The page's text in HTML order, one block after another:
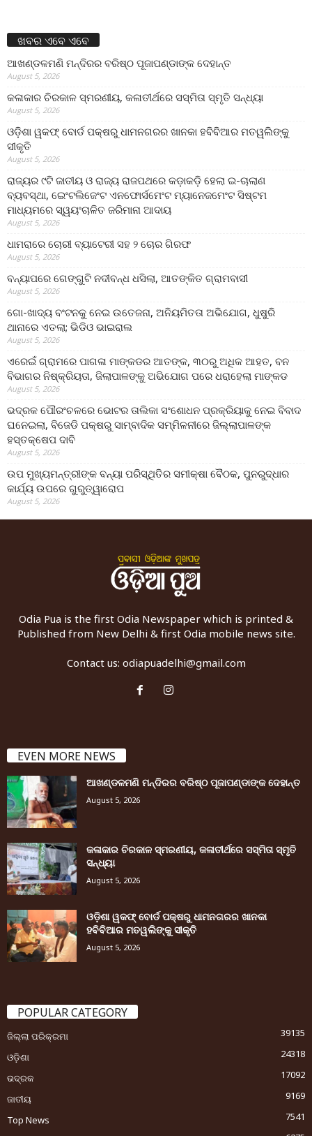
ଖବର ଏବେ ଏବେ
ଆଖଣ୍ଡଳମଣି ମନ୍ଦିରର ବରିଷ୍ଠ ପୂଜାପଣ୍ଡାଙ୍କ ଦେହାନ୍ତ
August 5, 2026
କଳାକାର ଚିରକାଳ ସ୍ମରଣୀୟ, କଳାତୀର୍ଥରେ ସସ୍ମିତା ସ୍ମୃତି ସନ୍ଧ୍ୟା
August 5, 2026
ଓଡ଼ିଶା ୱକଫ୍ ବୋର୍ଡ ପକ୍ଷରୁ ଧାମନଗରର ଖାନକା ହବିବିଆର ମତୱଲିଙ୍କୁ
ସୀକୃତି
August 5, 2026
ରାଜ୍ୟର ୯ଟି ଜାତୀୟ ଓ ରାଜ୍ୟ ରାଜପଥରେ କଡ଼ାକଡ଼ି ହେଲା ଇ-ଚାଲାଣ
ବ୍ୟବସ୍ଥା, ଇେଂଟଲିଜେଂଟ ଏନଫୋର୍ସମେଂଟ ମ୍ୟାନେଜମେଂଟ ସିଷ୍ଟମ
ମାଧ୍ୟମରେ ସ୍ୱୟଂଚାଳିତ ଜରିମାନା ଆଦାୟ
August 5, 2026
ଧାମରାରେ ଚୋରୀ ବ୍ୟାଟେରୀ ସହ ୨ ଚୋର ଗିରଫ
August 5, 2026
ବନ୍ୟାପରେ ଗେଙ୍ଗୁଟି ନଦୀବନ୍ଧ ଧସିଲା, ଆତଙ୍କିତ ଗ୍ରାମବାସୀ
August 5, 2026
ଗୋ-ଖାଦ୍ୟ ବଂଟନକୁ ନେଇ ଉତେଜନା, ଅନିୟମିତତା ଅଭିଯୋଗ, ଧୁଷୁରି
ଥାନାରେ ଏତଲା; ଭିଡିଓ ଭାଇରାଲ
August 5, 2026
ଏରେଇଁ ଗ୍ରାମରେ ପାଗଳା ମାଙ୍କଡର ଆତଙ୍କ, ୩୦ରୁ ଅଧିକ ଆହତ, ବନ
ବିଭାଗର ନିଷ୍କ୍ରିୟତା, ଜିଲାପାଳଙ୍କୁ ଅଭିଯୋଗ ପରେ ଧରାହେଲା ମାଙ୍କଡ
August 5, 2026
ଭଦ୍ରକ ପୌରଂଚଳରେ ଭୋଟର ତାଲିକା ସଂଶୋଧନ ପ୍ରକ୍ରିୟାକୁ ନେଇ ବିବାଦ
ଘନେଇଲା, ବିଜେଡି ପକ୍ଷରୁ ସାମ୍ବାଦିକ ସମ୍ମିଳନୀରେ ଜିଲ୍ଲାପାଳଙ୍କ
ହସ୍ତକ୍ଷେପ ଦାବି
August 5, 2026
ଉପ ମୁଖ୍ୟମନ୍ତ୍ରୀଙ୍କ ବନ୍ୟା ପରିସ୍ଥିତିର ସମୀକ୍ଷା ବୈଠକ, ପୁନରୁଦ୍ଧାର
କାର୍ଯ୍ୟ ଉପରେ ଗୁରୁତ୍ୱାରୋପ
August 5, 2026
Odia Pua is the first Odia Newspaper which is printed &
Published from New Delhi & first Odia mobile news site.
Contact us: odiapuadelhi@gmail.com
EVEN MORE NEWS
ଆଖଣ୍ଡଳମଣି ମନ୍ଦିରର ବରିଷ୍ଠ ପୂଜାପଣ୍ଡାଙ୍କ ଦେହାନ୍ତ
August 5, 2026
କଳାକାର ଚିରକାଳ ସ୍ମରଣୀୟ, କଳାତୀର୍ଥରେ ସସ୍ମିତା ସ୍ମୃତି
ସନ୍ଧ୍ୟା
August 5, 2026
ଓଡ଼ିଶା ୱକଫ୍ ବୋର୍ଡ ପକ୍ଷରୁ ଧାମନଗରର ଖାନକା
ହବିବିଆର ମତୱଲିଙ୍କୁ ସୀକୃତି
August 5, 2026
POPULAR CATEGORY
ଜିଲ୍ଲା ପରିକ୍ରମା
39135
ଓଡ଼ିଶା
24318
ଭଦ୍ରକ
17092
ଜାତୀୟ
9169
Top News
7541